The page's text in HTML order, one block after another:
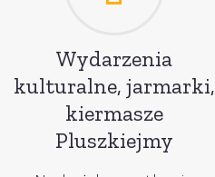
Wydarzenia
kulturalne, jarmarki,
kiermasze
Pluszkiejmy